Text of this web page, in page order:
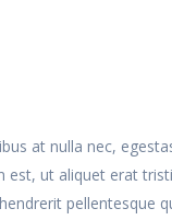
at nulla nec,
est, ut aliquet erat
pellentesque